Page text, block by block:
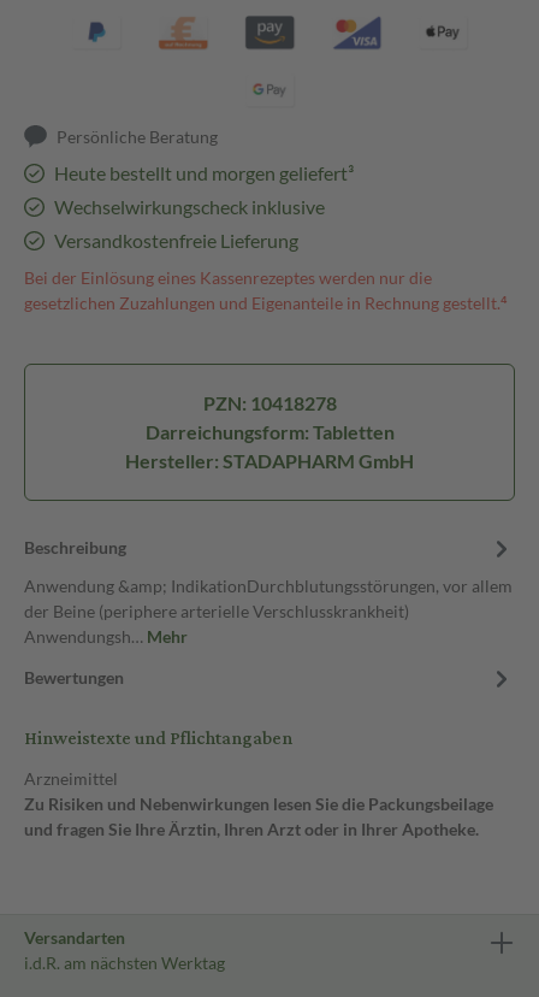
Persönliche Beratung
Heute bestellt und morgen geliefert³
Wechselwirkungscheck inklusive
Versandkostenfreie Lieferung
Bei der Einlösung eines Kassenrezeptes werden nur die
gesetzlichen Zuzahlungen und Eigenanteile in Rechnung gestellt.⁴
PZN: 10418278
Darreichungsform: Tabletten
Hersteller: STADAPHARM GmbH
Beschreibung
Anwendung &amp; IndikationDurchblutungsstörungen, vor allem
der Beine (periphere arterielle Verschlusskrankheit)
Anwendungsh… Mehr
Bewertungen
Hinweistexte und Pflichtangaben
Arzneimittel
Zu Risiken und Nebenwirkungen lesen Sie die Packungsbeilage
und fragen Sie Ihre Ärztin, Ihren Arzt oder in Ihrer Apotheke.
Versandarten
i.d.R. am nächsten Werktag